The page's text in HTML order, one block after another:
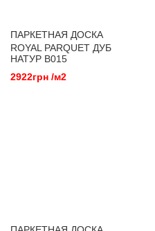
ПАРКЕТНАЯ ДОСКА
ROYAL PARQUET ДУБ
НАТУР B015
2922грн /м2